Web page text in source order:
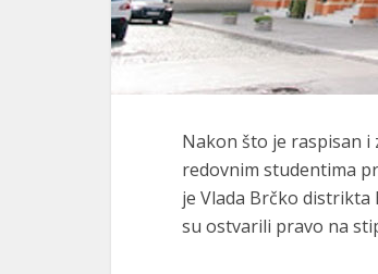
Nakon što je raspisan i
redovnim studentima
je Vlada Brčko
su ostvarili pravo na